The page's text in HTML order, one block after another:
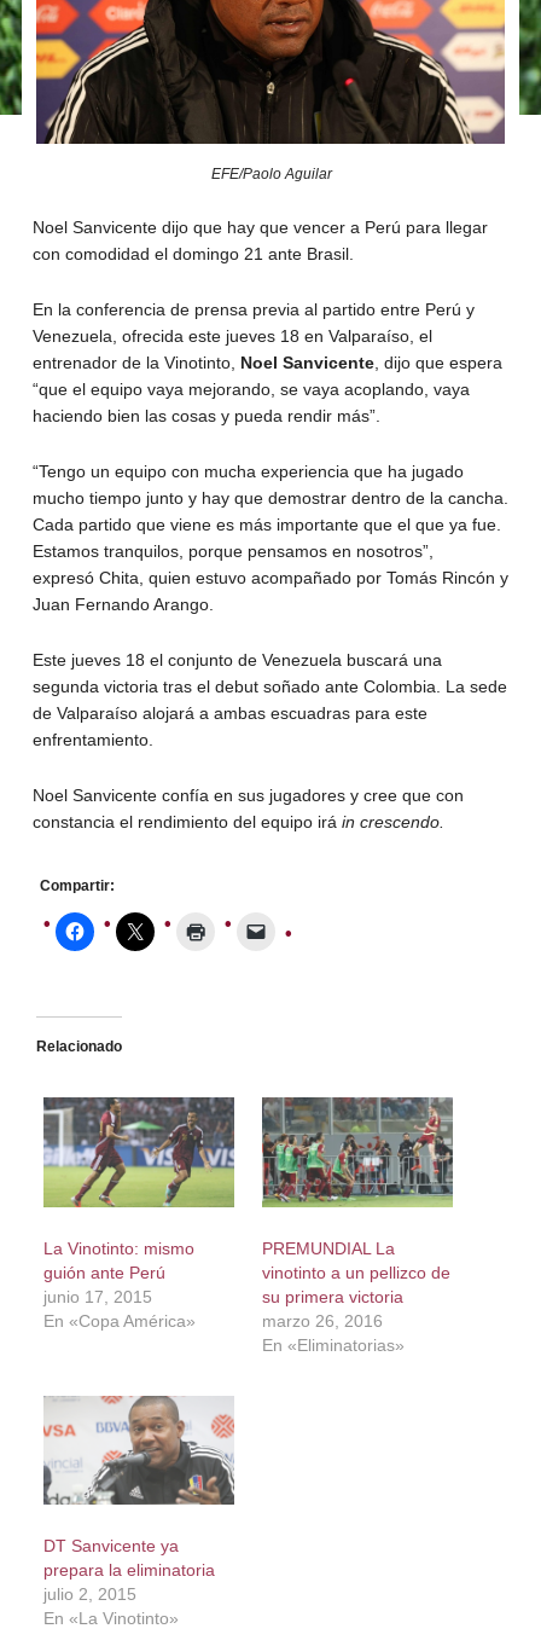
EFE/Paolo Aguilar
Noel Sanvicente dijo que hay que vencer a Perú para llegar
con comodidad el domingo 21 ante Brasil.
En la conferencia de prensa previa al partido entre Perú y
Venezuela, ofrecida este jueves 18 en Valparaíso, el
entrenador de la Vinotinto, Noel Sanvicente, dijo que espera
“que el equipo vaya mejorando, se vaya acoplando, vaya
haciendo bien las cosas y pueda rendir más”.
“Tengo un equipo con mucha experiencia que ha jugado
mucho tiempo junto y hay que demostrar dentro de la cancha.
Cada partido que viene es más importante que el que ya fue.
Estamos tranquilos, porque pensamos en nosotros”,
expresó Chita, quien estuvo acompañado por Tomás Rincón y
Juan Fernando Arango.
Este jueves 18 el conjunto de Venezuela buscará una
segunda victoria tras el debut soñado ante Colombia. La sede
de Valparaíso alojará a ambas escuadras para este
enfrentamiento.
Noel Sanvicente confía en sus jugadores y cree que con
constancia el rendimiento del equipo irá in crescendo.
Compartir:
Relacionado
La Vinotinto: mismo
guión ante Perú
junio 17, 2015
En «Copa América»
PREMUNDIAL La
vinotinto a un pellizco de
su primera victoria
marzo 26, 2016
En «Eliminatorias»
DT Sanvicente ya
prepara la eliminatoria
julio 2, 2015
En «La Vinotinto»